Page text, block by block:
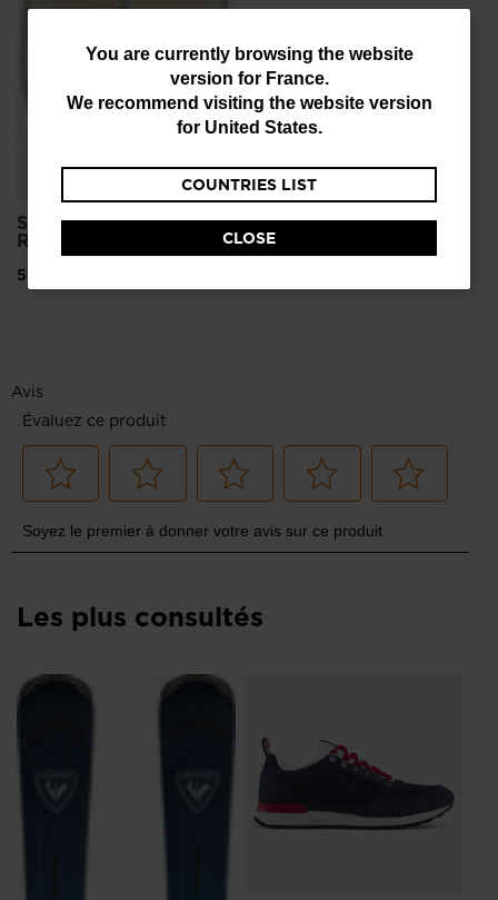
You
are
website
version
for
visiting
the
website
version
for
States.
You are currently browsing the website
version for France.
We recommend visiting the website version
for United States.
COUNTRIES LIST
CLOSE
SPLITBOARD
ROSSIGNOL ESCAPER
570,00 €
Les plus consultés